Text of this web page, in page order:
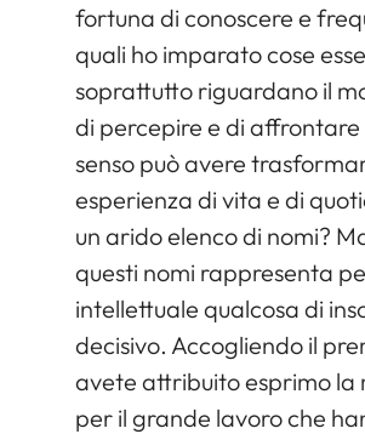
fortuna di conoscere e
quali ho imparato cose
soprattutto riguardano il
di percepire e di affrontare
senso può avere
esperienza di vita e di
un arido elenco di nomi?
questi nomi rappresenta
intellettuale qualcosa di
decisivo. Accogliendo il
avete attribuito esprimo la
per il grande lavoro che